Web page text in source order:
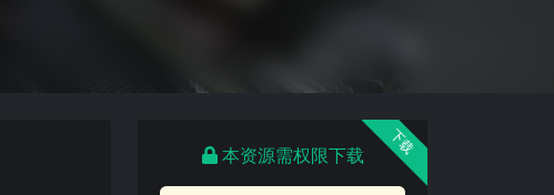
下载
本资源需权限下载